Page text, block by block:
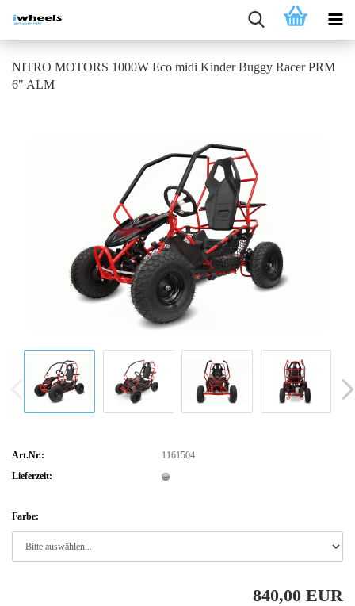
NITRO MOTORS 1000W Eco midi Kinder Buggy Racer PRM
6" ALM
Art.Nr.:
1161504
Lieferzeit:
Farbe:
840,00 EUR